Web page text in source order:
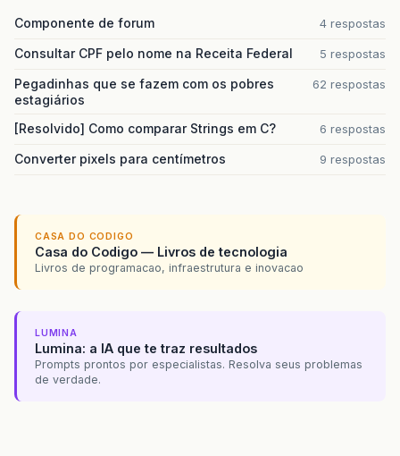
Componente de forum 4 respostas
Consultar CPF pelo nome na Receita Federal 5 respostas
Pegadinhas que se fazem com os pobres
estagiários
62 respostas
[Resolvido] Como comparar Strings em C? 6 respostas
Converter pixels para centímetros 9 respostas
CASA DO CODIGO
Casa do Codigo — Livros de tecnologia
Livros de programacao, infraestrutura e inovacao
LUMINA
Lumina: a IA que te traz resultados
Prompts prontos por especialistas. Resolva seus problemas
de verdade.